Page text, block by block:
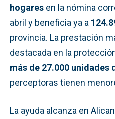
hogares en la nómina
abril y beneficia ya a
provincia. La prestación
destacada en la
más de 27.000 unidades
perceptoras tienen
La ayuda alcanza en